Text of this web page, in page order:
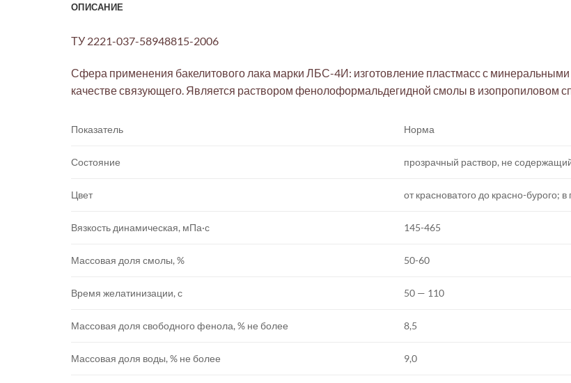
ОПИСАНИЕ
ТУ 2221-037-58948815-2006
Сфера применения бакелитового лака марки ЛБС-4И: изготовление пластмасс с минеральными
качестве связующего. Является раствором фенолоформальдегидной смолы в изопропиловом
Показатель Норма
Состояние прозрачный раствор, не
Цвет от красноватого до красно-бурого;
Вязкость динамическая, мПа·с 145-465
Массовая доля смолы, % 50-60
Время желатинизации, с 50 — 110
Массовая доля свободного фенола, % не более 8,5
Массовая доля воды, % не более 9,0